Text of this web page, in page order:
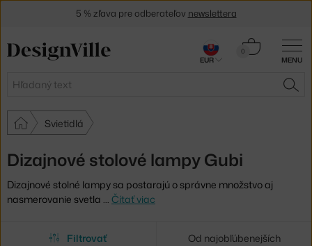
MENU
Hľadať
0
Košík
Svietidlá
Dizajnové stolové lampy Gubi
Dizajnové stolné lampy sa postarajú o správne množstvo aj
nasmerovanie svetla … Čítať viac
Filtrovať Od najobľúbenejších
5 % zľava pre odberateľov newslettera
EUR